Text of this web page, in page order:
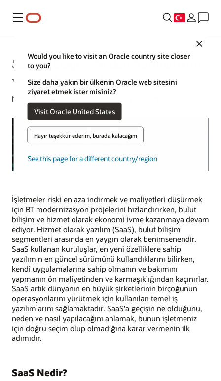
Menü
Would you like to visit an Oracle country site closer
to you?
Size daha yakın bir ülkenin Oracle web sitesini
ziyaret etmek ister misiniz?
Visit Oracle United States
Hayır teşekkür ederim, burada kalacağım
See this page for a different country/region
SaaS'a Geçiş: Neden Yapmalısınız
ve Nasıl Yapmalısınız?
Natalie Gagliordi | İçerik Stratejisti | 16 Mart 2023
İşletmeler riski en aza indirmek ve maliyetleri düşürmek
için BT modernizasyon projelerini hızlandırırken, bulut
bilişim ve hizmet olarak ekonomi ivme kazanmaya devam
ediyor. Hizmet olarak yazılım (SaaS), bulut bilişim
segmentleri arasında en yaygın olarak benimsenendir.
SaaS kullanan kuruluşlar, en yeni özelliklere sahip
yazılımın en güncel sürümünü kullandıklarını bilirken,
kendi uygulamalarına sahip olmanın ve bakımını
yapmanın ön maliyetinden ve karmaşıklığından kaçınırlar.
SaaS artık dünyanın en büyük şirketlerinin birçoğunun
operasyonlarını yürütmek için kullanılan temel iş
yazılımlarını sağlamaktadır. SaaS'a geçişin ne olduğunu,
neden ve nasıl yapılacağını anlamak, bunun işletmeniz
için doğru seçim olup olmadığına karar vermenin ilk
adımıdır.
SaaS Nedir?